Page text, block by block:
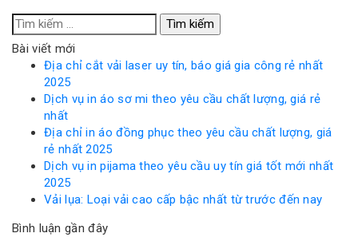
Tìm
kiếm
cho:
Bài viết mới
Địa chỉ cắt vải laser uy tín, báo giá gia công rẻ nhất
2025
Dịch vụ in áo sơ mi theo yêu cầu chất lượng, giá rẻ
nhất
Địa chỉ in áo đồng phục theo yêu cầu chất lượng, giá
rẻ nhất 2025
Dịch vụ in pijama theo yêu cầu uy tín giá tốt mới nhất
2025
Vải lụa: Loại vải cao cấp bậc nhất từ trước đến nay
Bình luận gần đây